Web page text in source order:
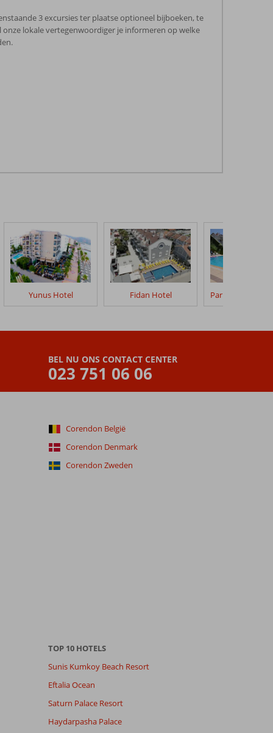
3 excursies ter plaatse optioneel bijboeken, te
lokale vertegenwoordiger je informeren op welke
Yunus Hotel Fidan Hotel
BEL NU ONS CONTACT CENTER
023 751 06 06
Corendon België
Corendon Denmark
Corendon Zweden
TOP 10 HOTELS
Sunis Kumkoy Beach Resort
Eftalia Ocean
Saturn Palace Resort
Haydarpasha Palace